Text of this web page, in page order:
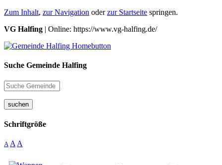
Zum Inhalt, zur Navigation oderzur Startseite springen.
VG Halfing | Online: https://www.vg-halfing.de/
Suche Gemeinde Halfing
suchen
Schriftgröße
A A A